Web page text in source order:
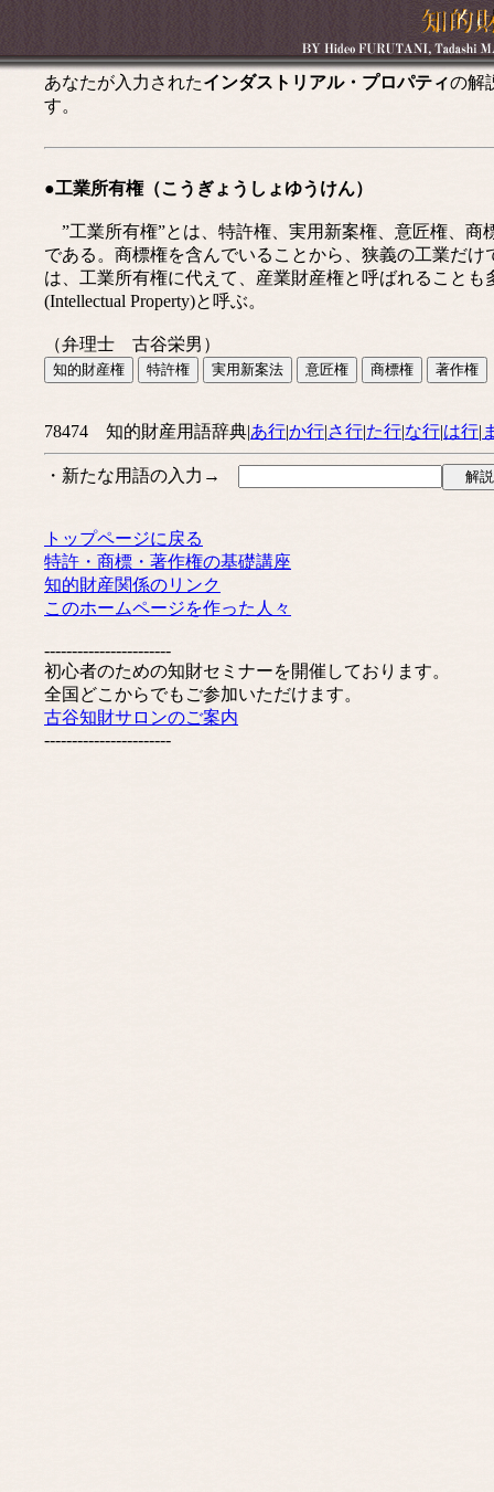
あなたが入力されたインダストリアル・プロパティの解
す。
●工業所有権（こうぎょうしょゆうけん）
”工業所有権”とは、特許権、実用新案権、意匠権、商
である。商標権を含んでいることから、狭義の工業だ
は、工業所有権に代えて、産業財産権と呼ばれること
(Intellectual Property)と呼ぶ。
（弁理士 古谷栄男）
78474 知的財産用語辞典|あ行|か行|さ行|た行|な行|は行|
・新たな用語の入力→
トップページに戻る
特許・商標・著作権の基礎講座
知的財産関係のリンク
このホームページを作った人々
-----------------------
初心者のための知財セミナーを開催しております。
全国どこからでもご参加いただけます。
古谷知財サロンのご案内
-----------------------